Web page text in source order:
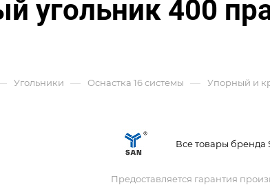
угольник 400
Угольники — Оснастка 16 системы — Упорный и
Все товары бренда
Предоставляется гарантия